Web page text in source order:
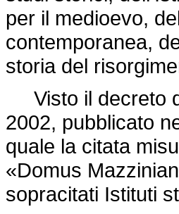
per il medioevo,
contemporanea,
storia del
Visto il decreto
2002, pubblicato
quale la citata
«Domus
sopracitati Istituti